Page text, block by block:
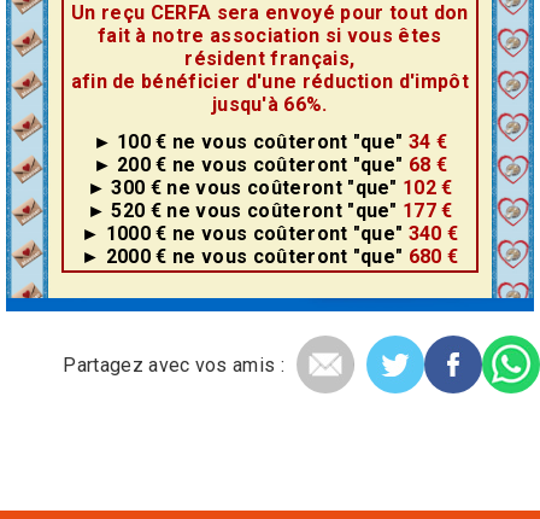
Un reçu CERFA sera envoyé pour tout don
fait à notre association si vous êtes
résident français,
afin de bénéficier d'une réduction d'impôt
jusqu'à 66%.
► 100 € ne vous coûteront "que" 34 €
► 200 € ne vous coûteront "que" 68 €
► 300 € ne vous coûteront "que" 102 €
► 520 € ne vous coûteront "que" 177 €
► 1000 € ne vous coûteront "que" 340 €
► 2000 € ne vous coûteront "que" 680 €
Partagez avec vos amis :